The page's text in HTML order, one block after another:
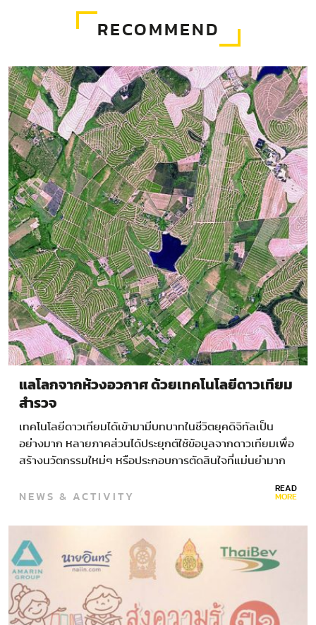
RECOMMEND
แลโลกจากห้วงอวกาศ ด้วยเทคโนโลยีดาวเทียม
สำรวจ
เทคโนโลยีดาวเทียมได้เข้ามามีบทบาทในชีวิตยุคดิจิทัลเป็น
อย่างมาก หลายภาคส่วนได้ประยุกต์ใช้ข้อมูลจากดาวเทียมเพื่อ
สร้างนวัตกรรมใหม่ๆ หรือประกอบการตัดสินใจที่แม่นยำมาก
“ภาพถ่ายจากดาวเทียม” ภาพถ่ายจากดาวเทียมเกิดจากการ
การอยู่ที่ภาคพื้นดินคอยควบคุมและกำหนดให้ดาวเทียมบันทึก
ภาพในพิกัดที่ต้องการ…
NEWS & ACTIVITY READ
MORE